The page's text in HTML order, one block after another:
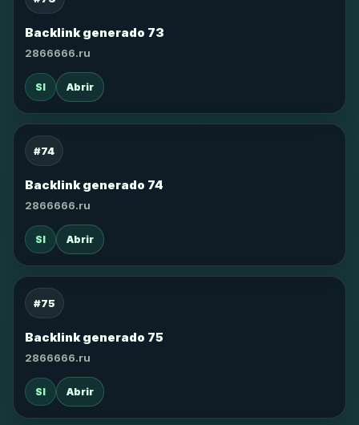
Backlink generado 73
2866666.ru
SI Abrir
#74
Backlink generado 74
2866666.ru
SI Abrir
#75
Backlink generado 75
2866666.ru
SI Abrir